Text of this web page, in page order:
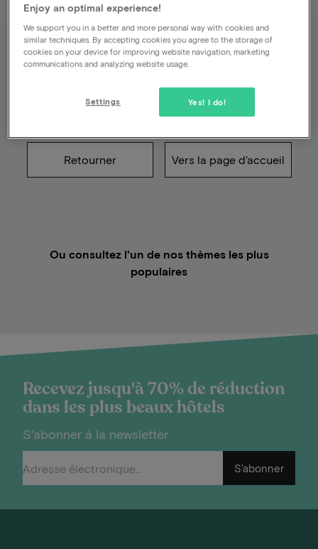
Malheureusement,
quelque chose n'a pas
fonctionné
La page recherchée n'existe pas (plus)
Retourner Vers la page d'accueil
Ou consultez l'un de nos thèmes les plus
populaires
Recevez jusqu'à 70% de réduction
dans les plus beaux hôtels
S'abonner à la newsletter
S'abonner
Enjoy an optimal experience!
We support you in a better and more personal way with cookies and
similar techniques. By accepting cookies you agree to the storage of
cookies on your device for improving website navigation, marketing
communications and analyzing website usage.
Yes! I do!
Settings